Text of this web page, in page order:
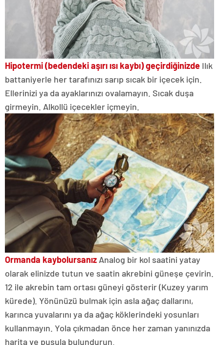
Hipotermi (bedendeki aşırı ısı kaybı) geçirdiğinizde Ilık
battaniyerle her tarafınızı sarıp sıcak bir içecek için.
Ellerinizi ya da ayaklarınızı ovalamayın. Sıcak duşa
girmeyin. Alkollü içecekler içmeyin.
Ormanda kaybolursanız Analog bir kol saatini yatay
olarak elinizde tutun ve saatin akrebini güneşe çevirin.
12 ile akrebin tam ortası güneyi gösterir (Kuzey yarım
kürede). Yönünüzü bulmak için asla ağaç dallarını,
karınca yuvalarını ya da ağaç köklerindeki yosunları
kullanmayın. Yola çıkmadan önce her zaman yanınızda
harita ve pusula bulundurun.